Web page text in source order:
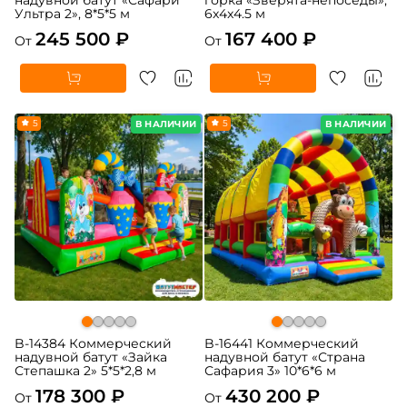
Ультра 2», 8*5*5 м
От 245 500 ₽
6x4x4.5 м
От 167 400 ₽
В НАЛИЧИИ
5
B-14384 Коммерческий
надувной батут «Зайка
Степашка 2» 5*5*2,8 м
От 178 300 ₽
В НАЛИЧИИ
5
B-16441 Коммерческий
надувной батут «Страна
Сафария 3» 10*6*6 м
От 430 200 ₽